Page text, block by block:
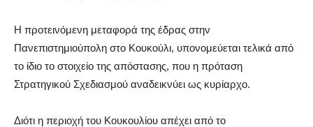
Η προτεινόμενη μεταφορά της έδρας στην
Πανεπιστημιούπολη στο Κουκούλι, υπονομεύεται τελικά από
το ίδιο το στοιχείο της απόστασης, που η πρόταση
Στρατηγικού Σχεδιασμού αναδεικνύει ως κυρίαρχο.
Διότι η περιοχή του Κουκουλίου απέχει από το